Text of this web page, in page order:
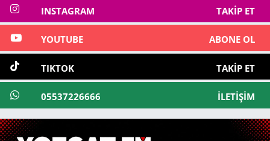
INSTAGRAM TAKIP ET
YOUTUBE ABONE OL
TIKTOK TAKIP ET
05537226666 İLETIŞIM